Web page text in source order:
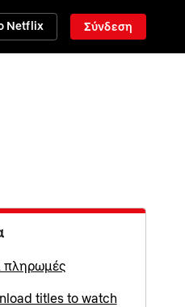
Netflix Σύνδεση
πληρωμές
titles to watch